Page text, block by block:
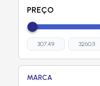
PREÇO
MARCA